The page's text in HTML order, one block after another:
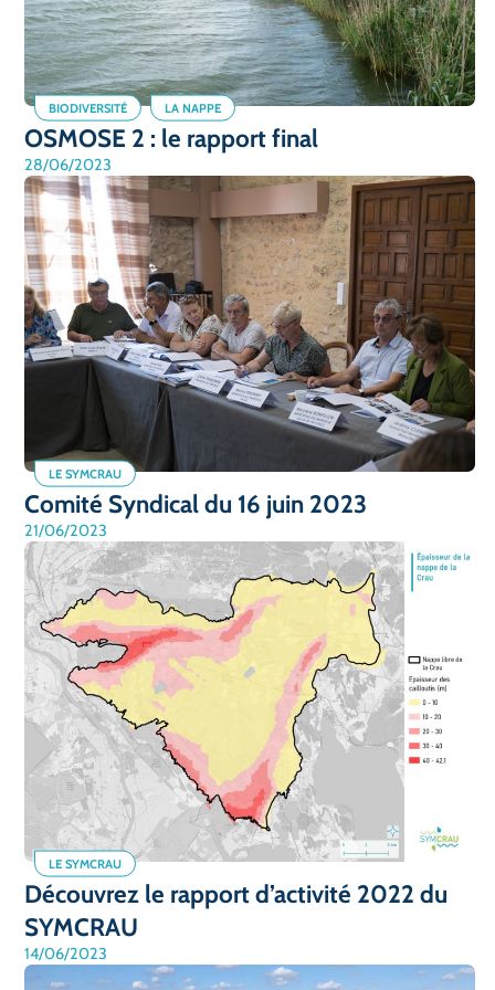
BIODIVERSITÉ LA NAPPE
OSMOSE 2 : le rapport final
28/06/2023
LE SYMCRAU
Comité Syndical du 16 juin 2023
21/06/2023
LE SYMCRAU
Découvrez le rapport d’activité 2022 du
SYMCRAU
14/06/2023